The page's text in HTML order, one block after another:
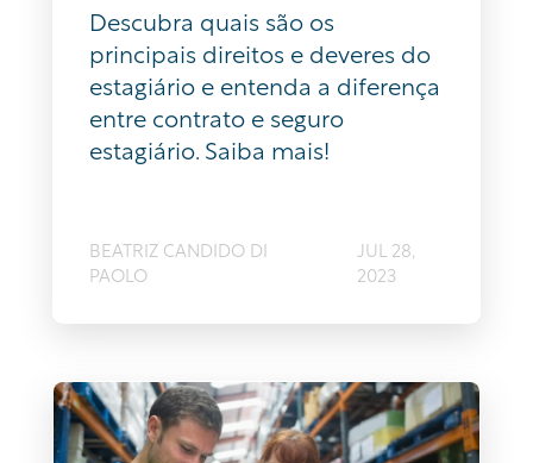
Descubra quais são os
principais direitos e deveres do
estagiário e entenda a diferença
entre contrato e seguro
estagiário. Saiba mais!
BEATRIZ CANDIDO DI
PAOLO
JUL 28,
2023